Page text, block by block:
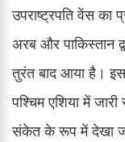
उपराष्ट्रपति वेंस का
अरब और पाकिस्तान
तुरंत बाद आया है। इस
पश्चिम एशिया में
संकेत के रूप में देखा जा